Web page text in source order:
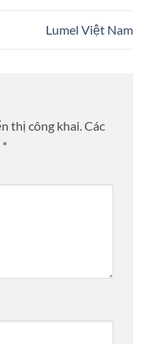
Lumel Việt Nam
thị công khai.Các
*